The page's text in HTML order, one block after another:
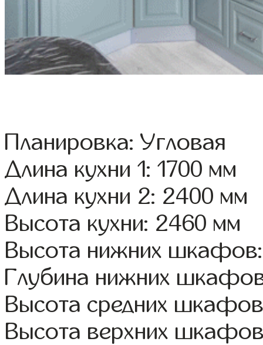
Планировка: Угловая
Длина кухни 1: 1700 мм
Длина кухни 2: 2400 мм
Высота кухни: 2460 мм
Высота нижних
Глубина нижних
Высота средних
Высота верхних